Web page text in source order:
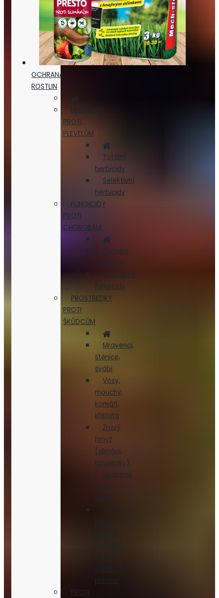
OCHRANA
ROSTLIN
HERBICIDY
PROTI
PLEVELŮM
Totální
herbicidy
Selektivní
herbicidy
FUNGICIDY
PROTI
CHOROBÁM
Přírodní
fungicidy
Chemické
fungicidy
PROSTŘEDKY
PROTI
ŠKŮDCŮM
Mravenci,
štěnice,
švábi
Vosy,
mouchy,
komáři,
klíšťata
Žravý
hmyz
(slimáci,
housenky)
Hlodavci,
savci,
ptáci
Savý
hmyz
(mšice,
Do
vnitřních
prostor
PROTI